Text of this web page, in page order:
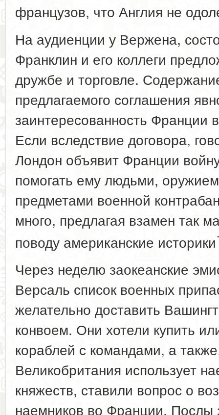
французов, что Англия не
На аудиенции у Вержена,
Франклин и его коллеги
дружбе и торговле.
предлагаемого соглашения
заинтересованность Франции
Если вследствие договора,
Лондон объявит Франции
помогать ему людьми,
предметами военной
много, предлагая взамен так
поводу американские историки
Через неделю заокеанские
Версаль список военных
желательно доставить
конвоем. Они хотели купить
кораблей с командами, а
Великобритания использует
княжеств, ставили вопрос о
наемников во Франции. Послы